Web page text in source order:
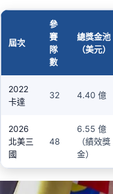
屆次
參
賽
隊
數
總獎金池
（美元）
2022
卡達
32 4.40 億
2026
北美三
國
48
6.55 億
（績效獎
金）